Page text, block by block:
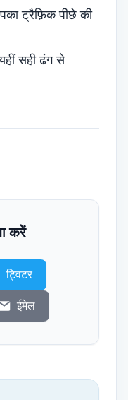
ट्रैफ़िक पीछे की
सही ढंग से
करें
ट्विटर
ईमेल